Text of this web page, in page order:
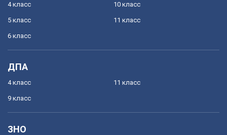
4 класс
5 класс
6 класс
10 класс
11 класс
ДПА
4 класс
9 класс
11 класс
ЗНО